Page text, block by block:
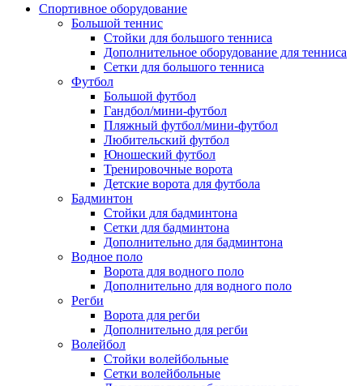
Спортивное оборудование
Большой теннис
Стойки для большого тенниса
Дополнительное оборудование для тенниса
Сетки для большого тенниса
Футбол
Большой футбол
Гандбол/мини-футбол
Пляжный футбол/мини-футбол
Любительский футбол
Юношеский футбол
Тренировочные ворота
Детские ворота для футбола
Бадминтон
Стойки для бадминтона
Сетки для бадминтона
Дополнительно для бадминтона
Водное поло
Ворота для водного поло
Дополнительно для водного поло
Регби
Ворота для регби
Дополнительно для регби
Волейбол
Стойки волейбольные
Сетки волейбольные